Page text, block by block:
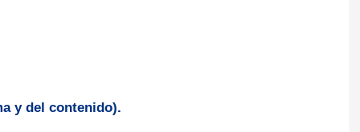
y del contenido).